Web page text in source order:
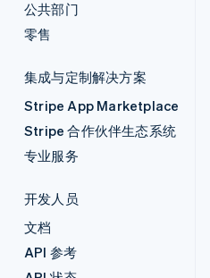
公共部门
零售
集成与定制解决方案
Stripe App Marketplace
Stripe 合作伙伴生态系统
专业服务
开发人员
文档
API 参考